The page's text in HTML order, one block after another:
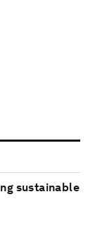
sustainable